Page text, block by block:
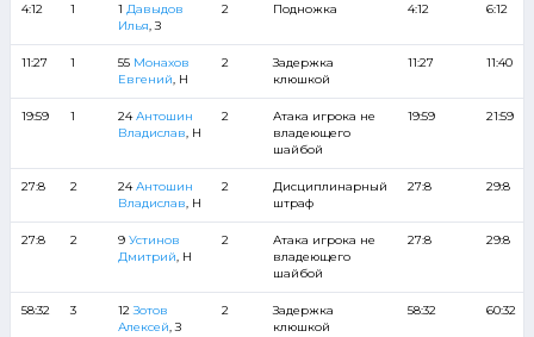
4:12 1 1 Давыдов
Илья, З
2 Подножка 4:12 6:12
11:27 1 55 Монахов
Евгений, Н
2
Задержка
клюшкой
11:27 11:40
19:59 1 24Антошин
Владислав, Н
2
Атака игрока не
владеющего
шайбой
19:59 21:59
27:8 2 24Антошин
Владислав, Н
2
Дисциплинарный
штраф
27:8 29:8
27:8 2 9 Устинов
Дмитрий, Н
2
Атака игрока не
владеющего
шайбой
27:8 29:8
58:32 3 12Зотов
Алексей, З
2
Задержка
клюшкой
58:32 60:32